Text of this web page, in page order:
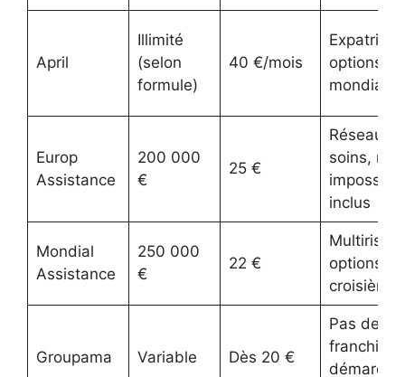
April
Illimité
(selon
formule)
40 €/mois
Expatriés,
options
mondiale
Europ
Assistance
200 000
€
25 €
Réseau
soins,
inclus
Mondial
Assistance
250 000
€
22 €
options
croisières
Groupama Variable Dès 20 €
Pas de
franchise,